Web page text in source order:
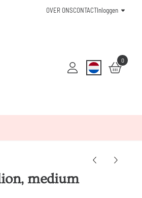
OVER ONSCONTACTInloggen
0
medium